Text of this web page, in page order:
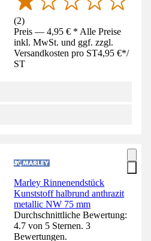
(2)
Preis — 4,95 € * Alle Preise
inkl. MwSt. und ggf. zzgl.
Versandkosten pro ST4,95 €*/
ST
Marley Rinnenendstück
Kunststoff halbrund anthrazit
metallic NW 75 mm
Durchschnittliche Bewertung:
4.7 von 5 Sternen. 3
Bewertungen.